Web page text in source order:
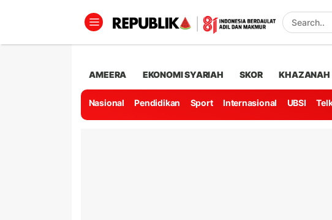
AMEERA EKONOMI SYARIAH SKOR KHAZANAH
Nasional Pendidikan Sport Internasional UBSI